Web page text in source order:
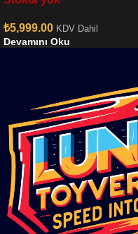
₺5,999.00 KDV Dahil
Devamını Oku